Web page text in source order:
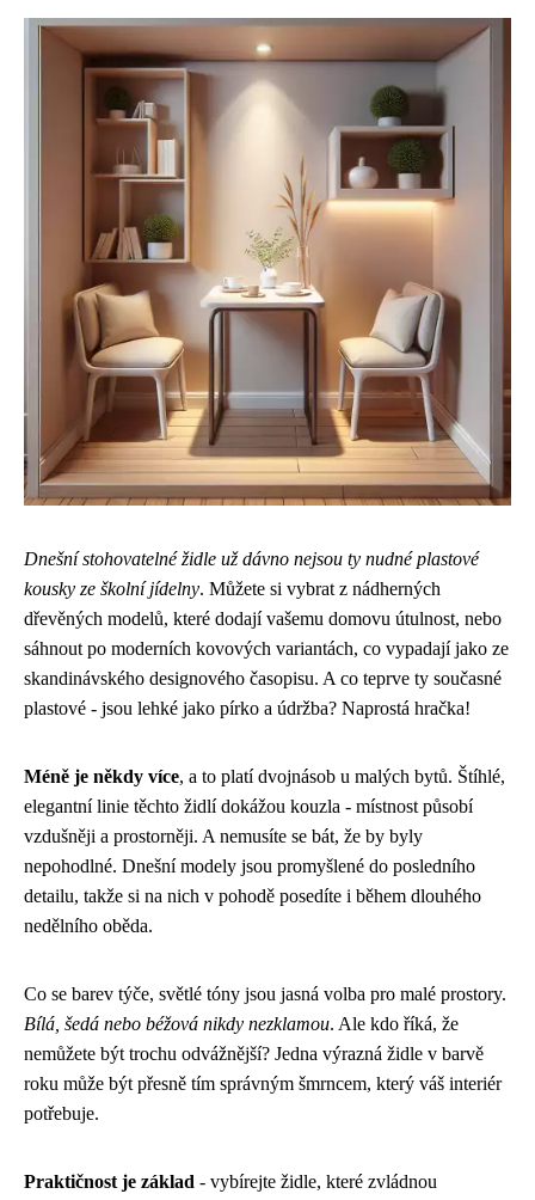
Dnešní stohovatelné židle už dávno nejsou ty nudné plastové
kousky ze školní jídelny. Můžete si vybrat z nádherných
dřevěných modelů, které dodají vašemu domovu útulnost, nebo
sáhnout po moderních kovových variantách, co vypadají jako ze
skandinávského designového časopisu. A co teprve ty současné
plastové - jsou lehké jako pírko a údržba? Naprostá hračka!
Méně je někdy více, a to platí dvojnásob u malých bytů. Štíhlé,
elegantní linie těchto židlí dokážou kouzla - místnost působí
vzdušněji a prostorněji. A nemusíte se bát, že by byly
nepohodlné. Dnešní modely jsou promyšlené do posledního
detailu, takže si na nich v pohodě posedíte i během dlouhého
nedělního oběda.
Co se barev týče, světlé tóny jsou jasná volba pro malé prostory.
Bílá, šedá nebo béžová nikdy nezklamou. Ale kdo říká, že
nemůžete být trochu odvážnější? Jedna výrazná židle v barvě
roku může být přesně tím správným šmrncem, který váš interiér
potřebuje.
Praktičnost je základ - vybírejte židle, které zvládnou